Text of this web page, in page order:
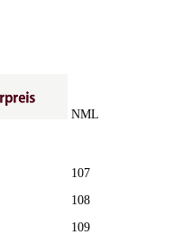
NML
107
108
109